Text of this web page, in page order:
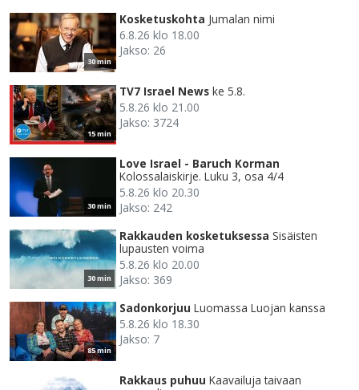
30 min
Kosketuskohta Jumalan nimi
6.8.26 klo 18.00
Jakso: 26
15 min
TV7 Israel News ke 5.8.
5.8.26 klo 21.00
Jakso: 3724
30 min
Love Israel - Baruch Korman
Kolossalaiskirje. Luku 3, osa 4/4
5.8.26 klo 20.30
Jakso: 242
30 min
Rakkauden kosketuksessa Sisäisten
lupausten voima
5.8.26 klo 20.00
Jakso: 369
85 min
Sadonkorjuu Luomassa Luojan kanssa
5.8.26 klo 18.30
Jakso: 7
Rakkaus puhuu Kaavailuja taivaan